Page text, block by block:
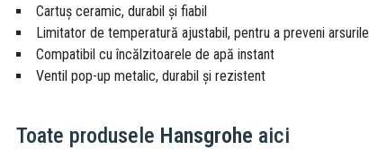
Cartuș ceramic, durabil și fiabil
Limitator de temperatură ajustabil, pentru a preveni arsurile
Compatibil cu încălzitoarele de apă instant
Ventil pop-up metalic, durabil și rezistent
Toate produsele Hansgrohe aici